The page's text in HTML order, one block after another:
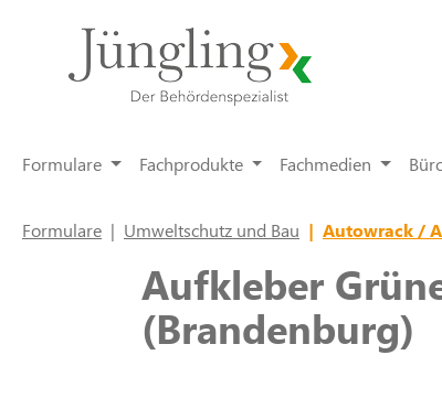
Zur Hauptnavigation springen
Formulare Fachprodukte Fachmedien
Formulare | Umweltschutz und Bau | Autowrack /
Aufkleber
(Brandenburg)